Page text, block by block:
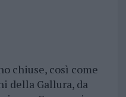
chiuse, così come
della Gallura, da